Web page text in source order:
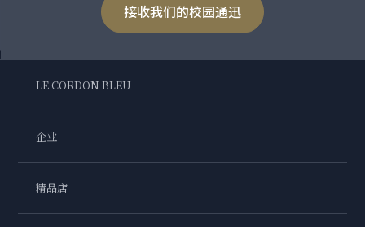
接收我们的校园通迅
LE CORDON BLEU
企业
精品店